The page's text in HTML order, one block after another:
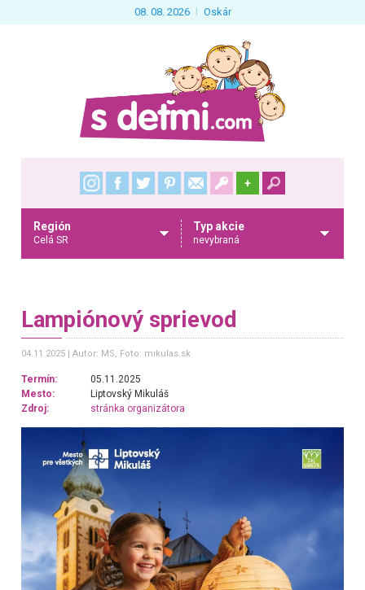
08. 08. 2026 Oskár
+
Región
Celá SR
Typ akcie
nevybraná
Lampiónový sprievod
04.11.2025 Autor: MS, Foto: mikulas.sk
Termín:
05.11.2025
Mesto:
Liptovský Mikuláš
Zdroj:
stránka organizátora